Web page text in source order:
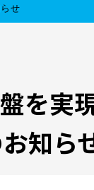
せ
を実
知ら